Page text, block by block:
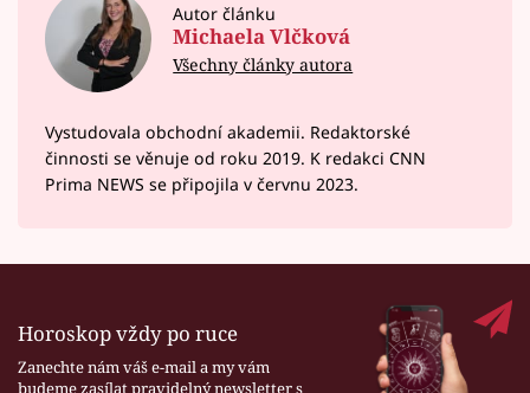
Autor článku
Michaela Vlčková
Všechny články autora
Vystudovala obchodní akademii. Redaktorské
činnosti se věnuje od roku 2019. K redakci CNN
Prima NEWS se připojila v červnu 2023.
Horoskop vždy po ruce
Zanechte nám váš e-mail a my vám
budeme zasílat pravidelný newsletter s